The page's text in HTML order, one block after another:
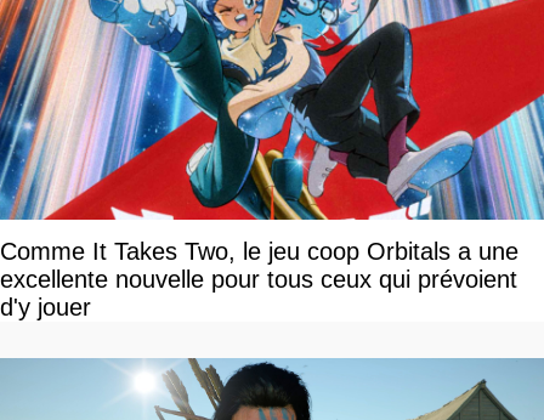
Comme It Takes Two, le jeu coop Orbitals a une
excellente nouvelle pour tous ceux qui prévoient
d'y jouer